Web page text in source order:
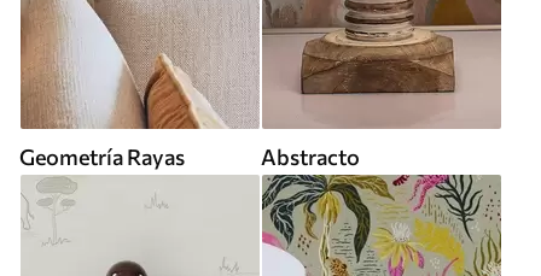
Geometría Rayas Abstracto